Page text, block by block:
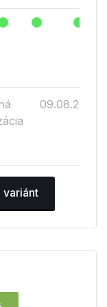
09.08.2026
variánt